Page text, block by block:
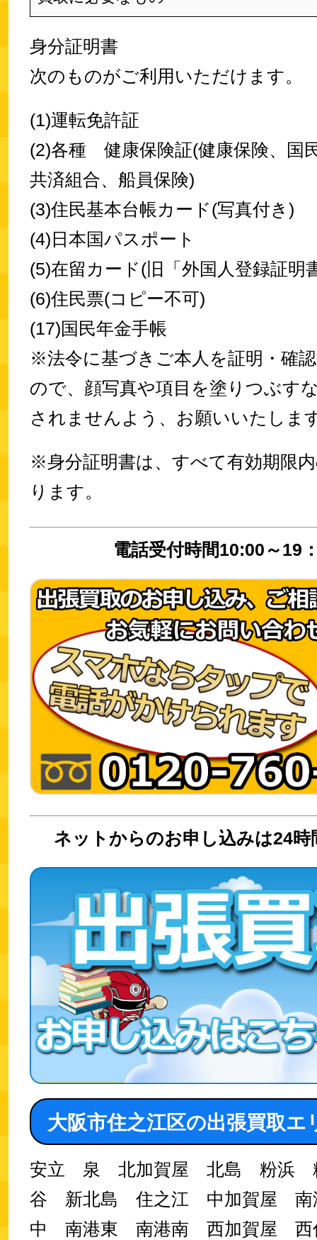
身分証明書
次のものがご利用いただけます。
(1)運転免許証
(2)各種 健康保険証(健康保険、国
共済組合、船員保険)
(3)住民基本台帳カード(写真付き)
(4)日本国パスポート
(5)在留カード(旧「外国人登録証明
(6)住民票(コピー不可)
(17)国民年金手帳
※法令に基づきご本人を証明・確
ので、顔写真や項目を塗りつぶす
されませんよう、お願いいたしま
※身分証明書は、すべて有効期限
ります。
電話受付時間10:00～19
ネットからのお申し込みは24時
大阪市住之江区の出張買取エ
安立 泉 北加賀屋 北島 粉浜
谷 新北島 住之江 中加賀屋 南
中 南港東 南港南 西加賀屋 西